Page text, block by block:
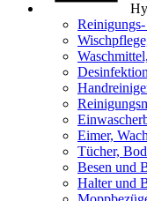
Desinfektion
Eimer,
Tücher,
Besen und
Halter und